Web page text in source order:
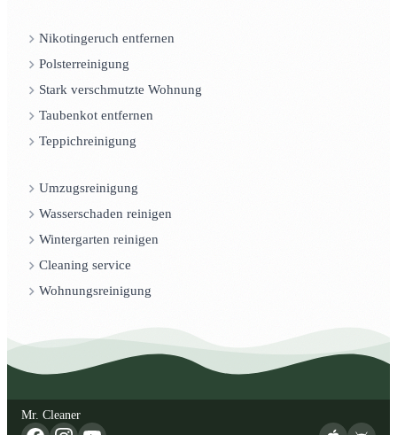
Nikotingeruch entfernen
Polsterreinigung
Stark verschmutzte Wohnung
Taubenkot entfernen
Teppichreinigung
Umzugsreinigung
Wasserschaden reinigen
Wintergarten reinigen
Cleaning service
Wohnungsreinigung
Mr. Cleaner